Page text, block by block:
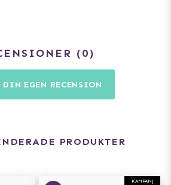
0
EGEN RECENSION
PRODUKTER
KAMPANJ